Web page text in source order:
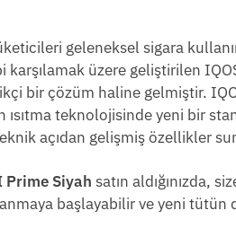
geleneksel sigara
karşılamak üzere geliştirilen
bir çözüm haline gelmiştir.
ısıtma teknolojisinde yeni bir
açıdan gelişmiş özellikler
Prime Siyah satın aldığınızda,
başlayabilir ve yeni